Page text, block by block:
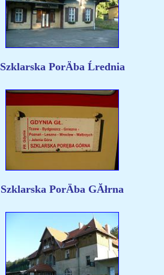
Szklarska PorÄba Ĺrednia
Szklarska PorÄba GĂłrna